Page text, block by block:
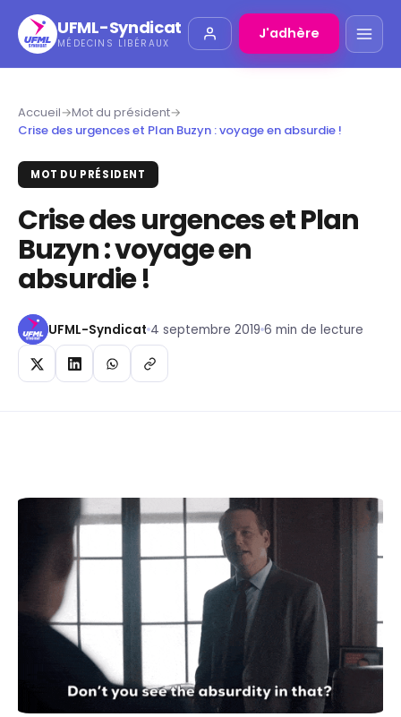
UFML-Syndicat
MÉDECINS LIBÉRAUX
J'adhère
Accueil→Mot du président→
Crise des urgences et Plan Buzyn : voyage en absurdie !
MOT DU PRÉSIDENT
Crise des urgences et Plan
Buzyn : voyage en
absurdie !
UFML-Syndicat 4 septembre 2019 6 min de lecture